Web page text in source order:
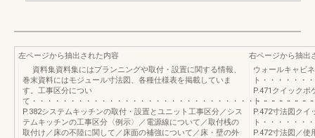
左ページから抽出された内容
資料集資料集にはプランニングや取付・設置に関する情報、
巻末資料にはモジュール寸法図、各種仕様表を掲載していま
す。工事区分につい
て・・・・・・・・・・・・・・・・・・・・・・・・・・・・・・・・・・・・
P.382システムキッチンの取付・設置とユニット工事区分／シス
テムキッチンの工事区分〈例示〉／電源線について／取付桟の
取付け／床の不陸に関して／床面の補強について／床・壁の外
右ページから抽出
ウォールキャビ
ト・・・・・・
P.471クイックポ
ト・・・・・・
P.472寸法図クイ
ト・・・・・・
P.472寸法図／使